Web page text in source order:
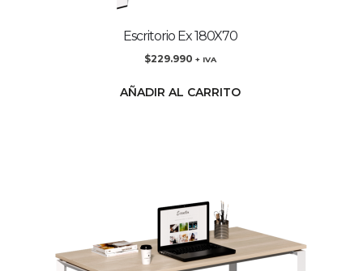
Escritorio Ex 180X70
$229.990 + IVA
AÑADIR AL CARRITO